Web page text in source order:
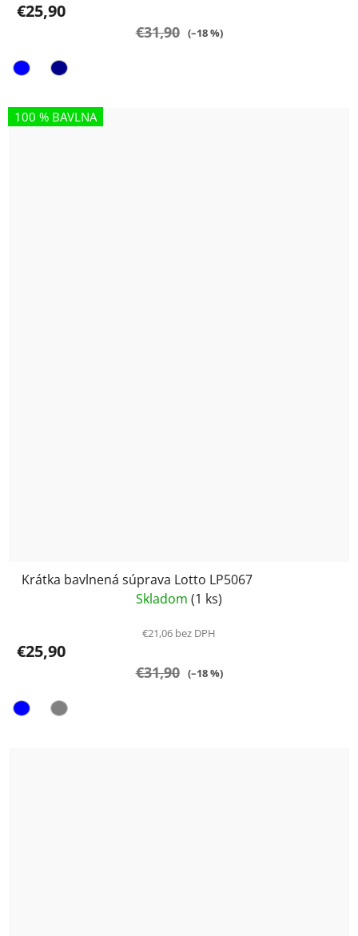
€25,90
€31,90 (–18 %)
100 % BAVLNA
Krátka bavlnená súprava Lotto LP5067
Skladom (1 ks)
€21,06 bez DPH
€25,90
€31,90 (–18 %)